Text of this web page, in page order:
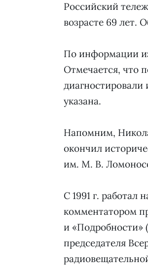
Российский
возрасте 69 лет.
По информации
Отмечается, что
указана.
Напомним,
окончил
им. М. В.
С 1991 г. работал
комментатором
и «Подробности»
председателя